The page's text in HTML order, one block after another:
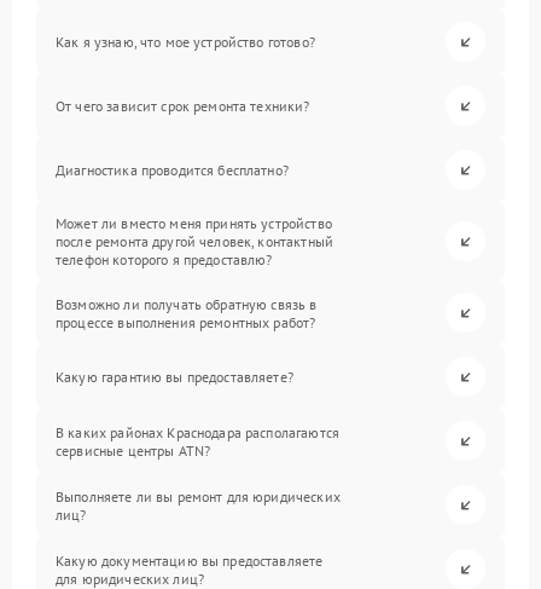
Как я узнаю, что мое устройство готово?
От чего зависит срок ремонта техники?
Диагностика проводится бесплатно?
Может ли вместо меня принять устройство
после ремонта другой человек, контактный
телефон которого я предоставлю?
Возможно ли получать обратную связь в
процессе выполнения ремонтных работ?
Какую гарантию вы предоставляете?
В каких районах Краснодара располагаются
сервисные центры ATN?
Выполняете ли вы ремонт для юридических
лиц?
Какую документацию вы предоставляете
для юридических лиц?